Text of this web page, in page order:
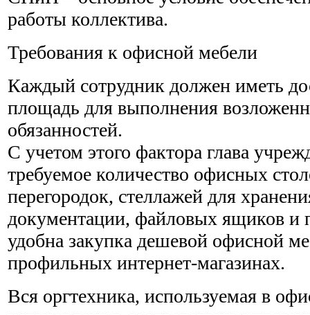
работы коллектива.
Требования к офисной мебели
Каждый сотрудник должен иметь
площадь для выполнения
обязанностей.
С учетом этого фактора глава
требуемое количество офисных
перегородок, стеллажей для
документации, файловых ящиков и
удобна закупка дешевой офисной
профильных интернет-магазинах.
Вся оргтехника, используемая в